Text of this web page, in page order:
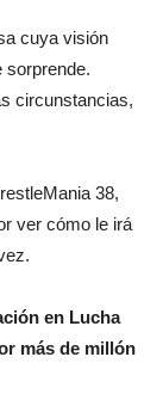
cuya visión
sorprende.
circunstancias,
38,
ver cómo le irá
en Lucha
más de millón